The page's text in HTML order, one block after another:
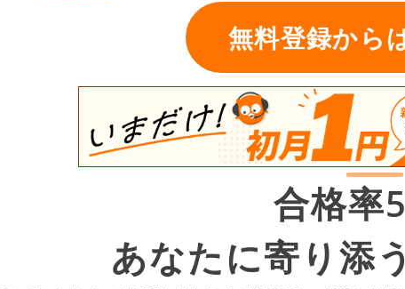
無料登録から
合格率
あなたに寄り添